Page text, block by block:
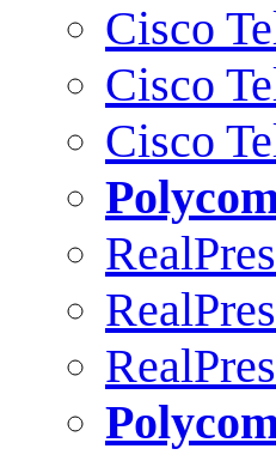
Cisco
Cisco
Cisco